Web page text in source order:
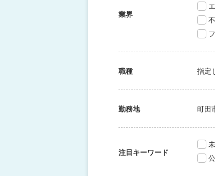
業界
職種 指定
勤務地 町田
注目キーワード